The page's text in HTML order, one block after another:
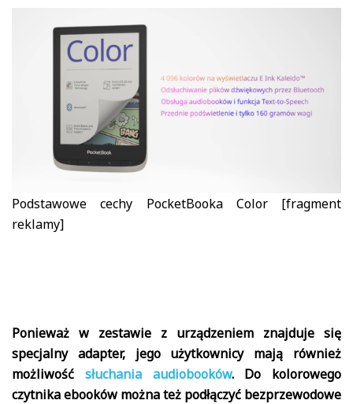
Podstawowe cechy PocketBooka Color [fragment
reklamy]
Ponieważ w zestawie z urządzeniem znajduje się
specjalny adapter, jego użytkownicy mają również
możliwość słuchania audiobooków. Do kolorowego
czytnika ebooków można też podłączyć bezprzewodowe